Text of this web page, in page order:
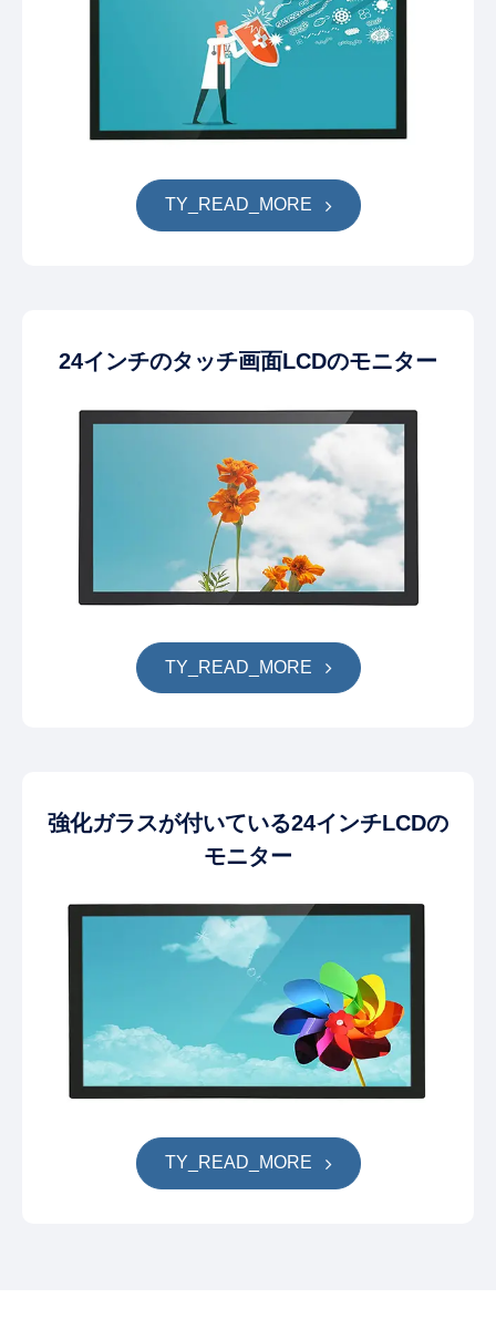
TY_READ_MORE
24インチのタッチ画面LCDのモニター
TY_READ_MORE
強化ガラスが付いている24インチLCDの
モニター
TY_READ_MORE